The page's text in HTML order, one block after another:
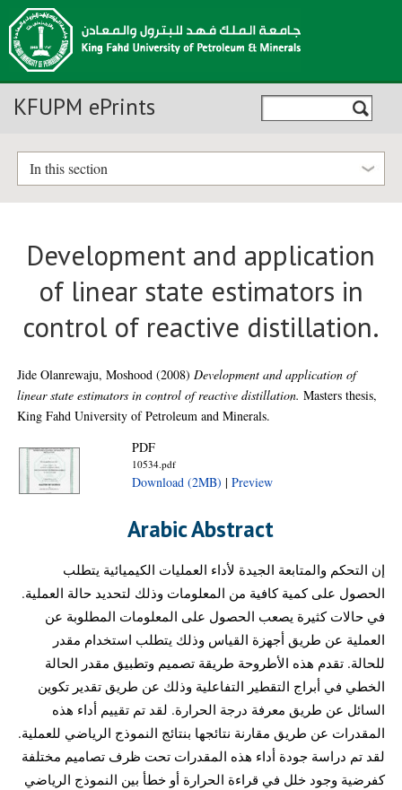
KFUPM ePrints
In this section
Development and application
of linear state estimators in
control of reactive distillation.
Jide Olanrewaju, Moshood (2008)Development and application of
linear state estimators in control of reactive distillation. Masters thesis,
King Fahd University of Petroleum and Minerals.
PDF
10534.pdf
Download (2MB) |Preview
Arabic Abstract
إن التحكم والمتابعة الجيدة لأداء العمليات الكيميائية يتطلب
الحصول على كمية كافية من المعلومات وذلك لتحديد حالة العملية.
في حالات كثيرة يصعب الحصول على المعلومات المطلوبة عن
العملية عن طريق أجهزة القياس وذلك يتطلب استخدام مقدر
للحالة. تقدم هذه الأطروحة طريقة تصميم وتطبيق مقدر الحالة
الخطي في أبراج التقطير التفاعلية وذلك عن طريق تقدير تكوين
السائل عن طريق معرفة درجة الحرارة. لقد تم تقييم أداء هذه
المقدرات عن طريق مقارنة نتائجها بنتائج النموذج الرياضي للعملية.
لقد تم دراسة جودة أداء هذه المقدرات تحت ظرف تصاميم مختلفة
كفرضية وجود خلل في قراءة الحرارة أو خطأ بين النموذج الرياضي